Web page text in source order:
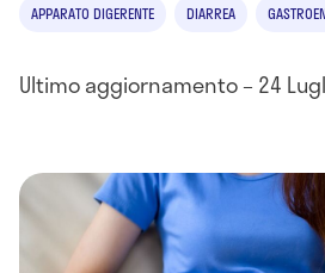
APPARATO DIGERENTE DIARREA
Ultimo aggiornamento – 24